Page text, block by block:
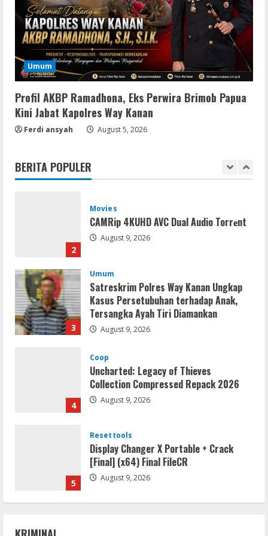
Umum
Profil AKBP Ramadhona, Eks Perwira Brimob Papua
Kini Jabat Kapolres Way Kanan
Ferdi ansyah August 5, 2026
BERITA POPULER
4 August 9, 2026
5
Resettools
Display Changer X Portable + Crack
[Final] (x64) Final FileCR
1
Coop
The Sinking City 2 Cracked Update
2
Movies
CAMRip 4KUHD AVC Dual Audio Torr𝐞nt
August 9, 2026
3
Umum
Satreskrim Polres Way Kanan Ungkap
Kasus Persetubuhan terhadap Anak,
Tersangka Ayah Tiri Diamankan
August 9, 2026
4
Coop
Uncharted: Legacy of Thieves
Collection Compressed Repack 2026
August 9, 2026
5
Resettools
Display Changer X Portable + Crack
[Final] (x64) Final FileCR
August 9, 2026